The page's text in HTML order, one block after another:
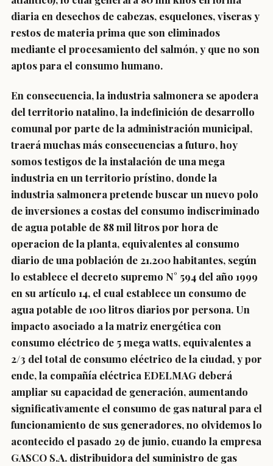
diaria en desechos de cabezas, esquelones, viseras y
restos de materia prima que son eliminados
mediante el procesamiento del salmón, y que no son
aptos para el consumo humano.
En consecuencia, la industria salmonera se apodera
del territorio natalino, la indefinición de desarrollo
comunal por parte de la administración municipal,
traerá muchas más consecuencias a futuro, hoy
somos testigos de la instalación de una mega
industria en un territorio prístino, donde la
industria salmonera pretende buscar un nuevo polo
de inversiones a costas del consumo indiscriminado
de agua potable de 88 mil litros por hora de
operacion de la planta, equivalentes al consumo
diario de una población de 21.200 habitantes, según
lo establece el decreto supremo N° 594 del año 1999
en su artículo 14, el cual establece un consumo de
agua potable de 100 litros diarios por persona. Un
impacto asociado a la matriz energética con
consumo eléctrico de 5 mega watts, equivalentes a
2/3 del total de consumo eléctrico de la ciudad, y por
ende, la compañía eléctrica EDELMAG deberá
ampliar su capacidad de generación, aumentando
significativamente el consumo de gas natural para el
funcionamiento de sus generadores, no olvidemos lo
acontecido el pasado 29 de junio, cuando la empresa
GASCO S.A. distribuidora del suministro de gas